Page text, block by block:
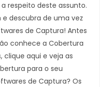
respeito deste assunto.
descubra de uma vez
de Captura! Antes
conhece a Cobertura
clique aqui e veja as
para o seu
de Captura? Os